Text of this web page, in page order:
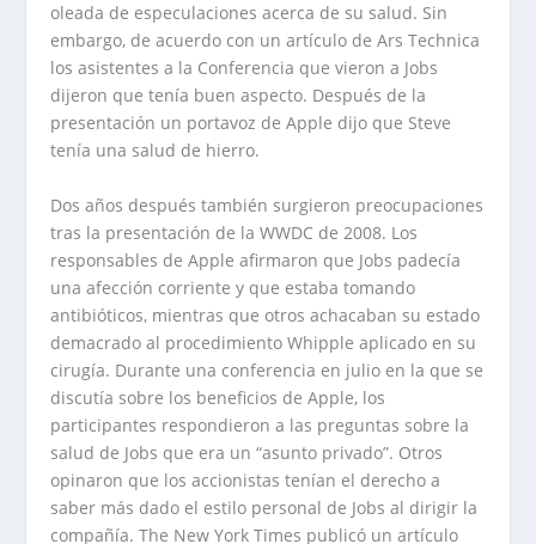
oleada de especulaciones acerca de su salud. Sin
embargo, de acuerdo con un artículo de Ars Technica
los asistentes a la Conferencia que vieron a Jobs
dijeron que tenía buen aspecto. Después de la
presentación un portavoz de Apple dijo que Steve
tenía una salud de hierro.
Dos años después también surgieron preocupaciones
tras la presentación de la WWDC de 2008. Los
responsables de Apple afirmaron que Jobs padecía
una afección corriente y que estaba tomando
antibióticos, mientras que otros achacaban su estado
demacrado al procedimiento Whipple aplicado en su
cirugía. Durante una conferencia en julio en la que se
discutía sobre los beneficios de Apple, los
participantes respondieron a las preguntas sobre la
salud de Jobs que era un “asunto privado”. Otros
opinaron que los accionistas tenían el derecho a
saber más dado el estilo personal de Jobs al dirigir la
compañía. The New York Times publicó un artículo